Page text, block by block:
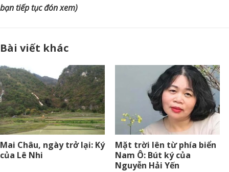
bạn tiếp tục đón xem)
Bài viết khác
Mai Châu, ngày trở lại: Ký
của Lê Nhi
Mặt trời lên từ phía biển
Nam Ô: Bút ký của
Nguyễn Hải Yến